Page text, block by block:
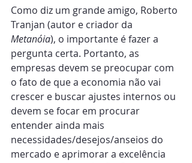
Como diz um grande amigo, Roberto
Tranjan (autor e criador da
Metanóia), o importante é fazer a
pergunta certa. Portanto, as
empresas devem se preocupar com
o fato de que a economia não vai
crescer e buscar ajustes internos ou
devem se focar em procurar
entender ainda mais
necessidades/desejos/anseios do
mercado e aprimorar a excelência